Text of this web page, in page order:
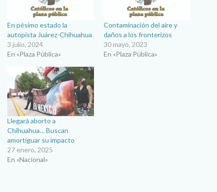
En pésimo estado la
autopista Juárez-Chihuahua
3 julio, 2024
En «Plaza Pública»
Contaminación del aire y
daños a los fronterizos
30 mayo, 2023
En «Plaza Pública»
Llegará aborto a
Chihuahua… Buscan
amortiguar su impacto
27 enero, 2025
En «Nacional»